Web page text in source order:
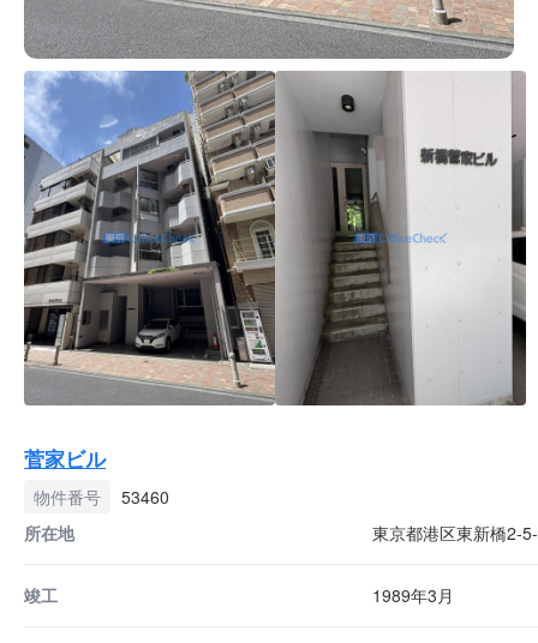
菅家ビル
物件番号
53460
所在地
東京都港区東新橋2-
竣工 1989年3月